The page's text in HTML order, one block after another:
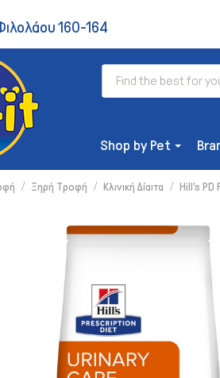
160-164
Shop by Pet
Συμπληρώματα &
Υγρή Τροφή
Ξηρή Τροφή Κλινική Δίαιτα Hill's